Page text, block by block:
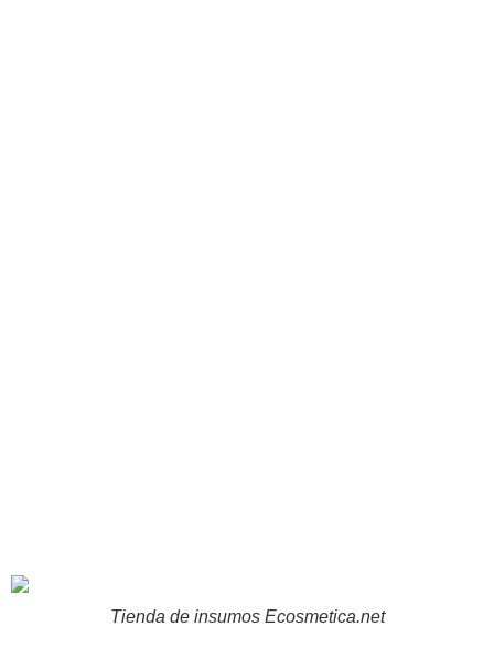
Tienda de insumos Ecosmetica.net